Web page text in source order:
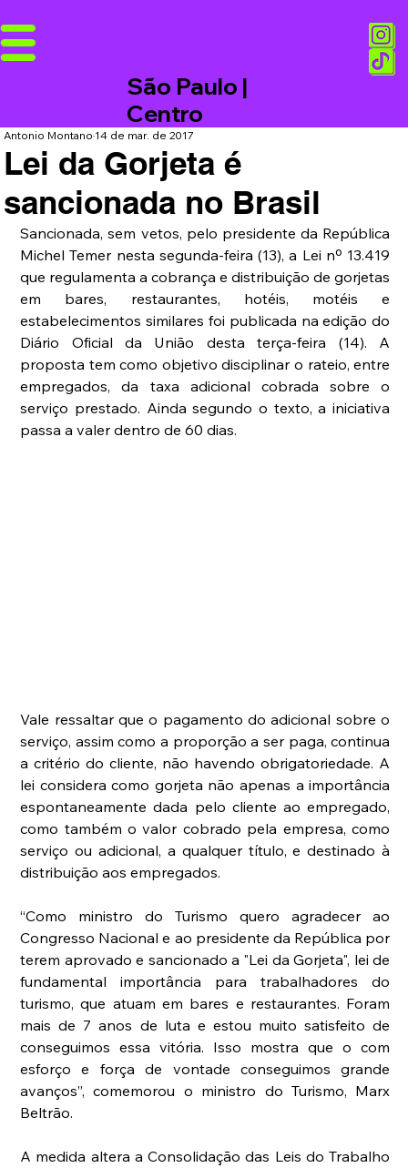
São Paulo |
Centro
Lei da Gorjeta é
sancionada no Brasil
Antonio Montano14 de mar. de 2017
Sancionada, sem vetos, pelo presidente da República
Michel Temer nesta segunda-feira (13), a Lei nº 13.419
que regulamenta a cobrança e distribuição de gorjetas
em bares, restaurantes, hotéis, motéis e
estabelecimentos similares foi publicada na edição do
Diário Oficial da União desta terça-feira (14). A
proposta tem como objetivo disciplinar o rateio, entre
empregados, da taxa adicional cobrada sobre o
serviço prestado. Ainda segundo o texto, a iniciativa
passa a valer dentro de 60 dias.
Vale ressaltar que o pagamento do adicional sobre o
serviço, assim como a proporção a ser paga, continua
a critério do cliente, não havendo obrigatoriedade. A
lei considera como gorjeta não apenas a importância
espontaneamente dada pelo cliente ao empregado,
como também o valor cobrado pela empresa, como
serviço ou adicional, a qualquer título, e destinado à
distribuição aos empregados.
“Como ministro do Turismo quero agradecer ao
Congresso Nacional e ao presidente da República por
terem aprovado e sancionado a "Lei da Gorjeta", lei de
fundamental importância para trabalhadores do
turismo, que atuam em bares e restaurantes. Foram
mais de 7 anos de luta e estou muito satisfeito de
conseguimos essa vitória. Isso mostra que o com
esforço e força de vontade conseguimos grande
avanços”, comemorou o ministro do Turismo, Marx
Beltrão.
A medida altera a Consolidação das Leis do Trabalho